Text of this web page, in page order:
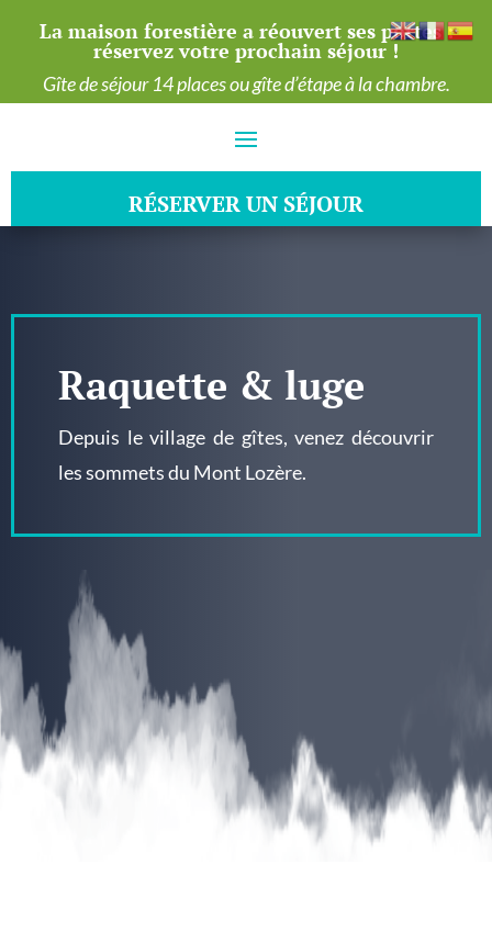
La maison forestière a réouvert ses portes :
réservez votre prochain séjour !
Gîte de séjour 14 places ou gîte d’étape à la chambre.
RÉSERVER UN SÉJOUR
RÉSERVER UN SÉJOUR
Raquette & luge
Depuis le village de gîtes, venez découvrir
les sommets du Mont Lozère.